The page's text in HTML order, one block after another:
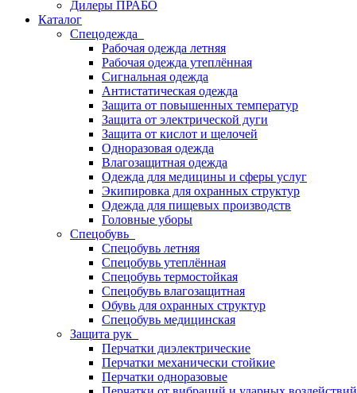
Дилеры ПРАБО
Каталог
Спецодежда
Рабочая одежда летняя
Рабочая одежда утеплённая
Сигнальная одежда
Антистатическая одежда
Защита от повышенных температур
Защита от электрической дуги
Защита от кислот и щелочей
Одноразовая одежда
Влагозащитная одежда
Одежда для медицины и сферы услуг
Экипировка для охранных структур
Одежда для пищевых производств
Головные уборы
Спецобувь
Спецобувь летняя
Спецобувь утеплённая
Спецобувь термостойкая
Спецобувь влагозащитная
Обувь для охранных структур
Спецобувь медицинская
Защита рук
Перчатки диэлектрические
Перчатки механически стойкие
Перчатки одноразовые